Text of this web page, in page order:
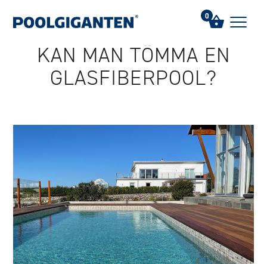
Kan man tömma en Glasfiberpool?
KAN MAN TÖMMA EN
GLASFIBERPOOL?
0